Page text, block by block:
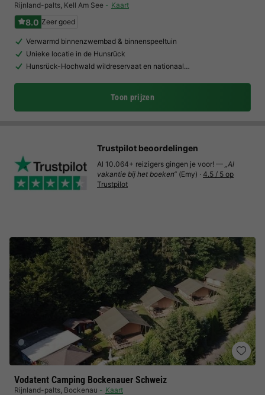
Rijnland-palts, Kell Am See Kaart
8.0 Zeer goed
Verwarmd binnenzwembad & binnenspeeltuin
Unieke locatie in de Hunsrück
Hunsrück-Hochwald wildreservaat en nationaal…
Toon prijzen
Vodatent Camping Bockenauer Schweiz
Rijnland-palts, Bockenau Kaart
Trustpilot beoordelingen
Al 10.064+ reizigers gingen je voor! — „Al
vakantie bij het boeken“ (Emy) · 4.5 / 5 op
Trustpilot